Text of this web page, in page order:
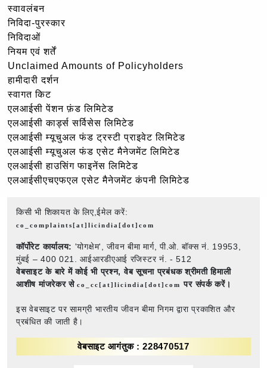
स्वावलंबन
निविदा-पुरस्कार
निविदाओं
नियम एवं शर्तें
Unclaimed Amounts of Policyholders
हामीदारी दर्शन
स्वागत किट
एलआईसी पेंशन फ़ंड लिमिटेड
एलआईसी कार्ड्स सर्विसेस लिमिटेड
एलआईसी म्यूचुअल फंड ट्रस्टी प्राइवेट लिमिटेड
एलआईसी म्यूचुअल फंड एसेट मैनेजमेंट लिमिटेड
एलआईसी हाउसिंग फाइनेंस लिमिटेड
एलआईसीएचएफएल एसेट मैनेजमेंट कंपनी लिमिटेड
किसी भी शिकायत के लिए,ईमेल करें:
co_complaints[at]licindia[dot]com
कॉर्पोरेट कार्यालय: 'योगक्षेम', जीवन बीमा मार्ग, पी.ओ. बॉक्स नं. 19953,
मुंबई – 400 021. आईआरडीएआई रजिस्टर नं. - 512
वेबसाइट के बारे में कोई भी प्रश्न, वेब सूचना प्रबंधक श्रीमती हिमाली
आशीष मांजरेकर सेco_cc[at]licindia[dot]comपर संपर्क करें।
इस वेबसाइट पर सामग्री भारतीय जीवन बीमा निगम द्वारा प्रकाशित और
प्रबंधित की जाती है।
वेबसाइट आगंतुक : 228470517